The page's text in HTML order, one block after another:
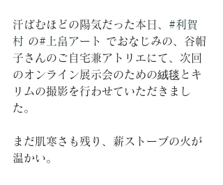
汗ばむほどの陽気だった本日、 #利賀
村 の#上畠アート
でおなじみの、谷帽
子さんのご自宅兼アトリエにて、次回
のオンライン展示会のための絨毯とキ
リムの撮影を行わせていただきまし
た。
まだ肌寒さも残り、薪ストーブの火が
温かい。